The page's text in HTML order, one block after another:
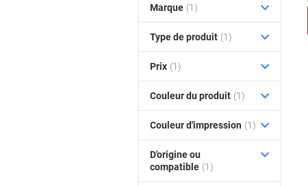
Marque (1)
Type de produit (1)
Prix (1)
Couleur du produit (1)
Couleur d'impression (1)
D'origine ou
compatible (1)